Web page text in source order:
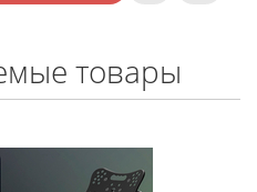
товары